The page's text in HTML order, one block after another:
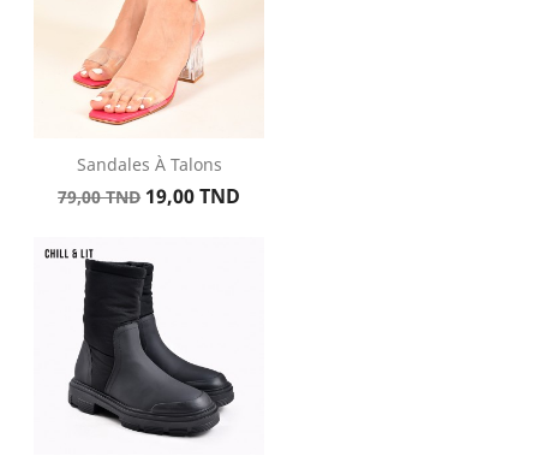
Sandales À Talons
Prix
base
79,00 TND Prix
19,00 TND